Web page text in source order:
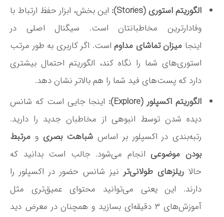
الگوریتم استوری (Stories):
این بخش، ابزار حفظ ارتباط با
وفادارترین مخاطبانتان است. سیگنال اصلی در
اینجا میزان تماشای مداوماست. اگر کاربری به طور مرتب
استوری‌های شما را نگاه کند، الگوریتم احتمال بیشتری
دارد که پست‌های فید شما را هم بالاتر نشان دهد.
الگوریتم اکسپلور (Explore):
اینجا جایی است که شانس
دیده شدن توسط انبوهی از مخاطبان جدید را دارید.
رتبه‌بندی در اکسپلور بر اساس شباهت بصری و مرتبط
بودن موضوعیانجام می‌شود. جالب است بدانید که
حالا ریلزهای طولانی‌ترنیز شانس حضور در اکسپلور را
دارند. این یعنی می‌توانید محتوای عمیق‌تری مثل
آموزش‌های ۳ دقیقه‌ای بسازید و همچنان در معرض دید